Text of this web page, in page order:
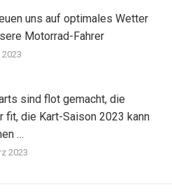
uns auf optimales Wetter
Motorrad-Fahrer
sind flot gemacht, die
fit, die Kart-Saison 2023 kann
…
2023